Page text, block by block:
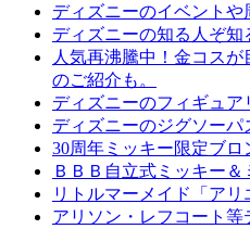
ディズニーのイベントや
ディズニーの知る人ぞ
人気再沸騰中！金コス
のご紹介も。
ディズニーのフィギュ
ディズニーのジグソー
30周年ミッキー限定ブ
ＢＢＢ自立式ミッキー
リトルマーメイド「ア
アリソン・レフコート